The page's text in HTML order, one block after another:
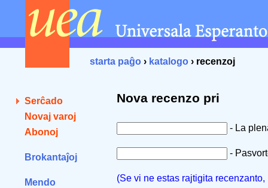
starta paĝo › katalogo › recenzoj
Serĉado
Novaj varoj
Abonoj
Brokantaĵoj
Mendo
Nova recenzo pri
- La
-
(Se vi ne estas rajtigita